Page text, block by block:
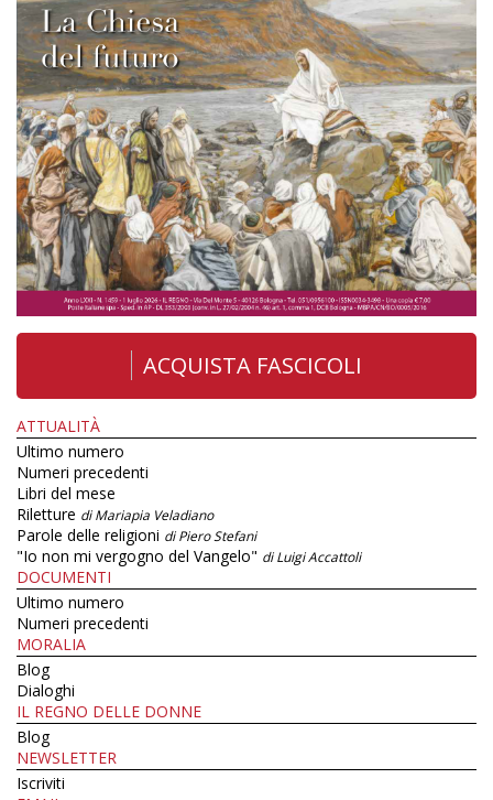
ACQUISTA FASCICOLI
ATTUALITÀ
Ultimo numero
Numeri precedenti
Libri del mese
Riletture di Mariapia Veladiano
Parole delle religioni di Piero Stefani
"Io non mi vergogno del Vangelo" di Luigi Accattoli
DOCUMENTI
Ultimo numero
Numeri precedenti
MORALIA
Blog
Dialoghi
IL REGNO DELLE DONNE
Blog
NEWSLETTER
Iscriviti